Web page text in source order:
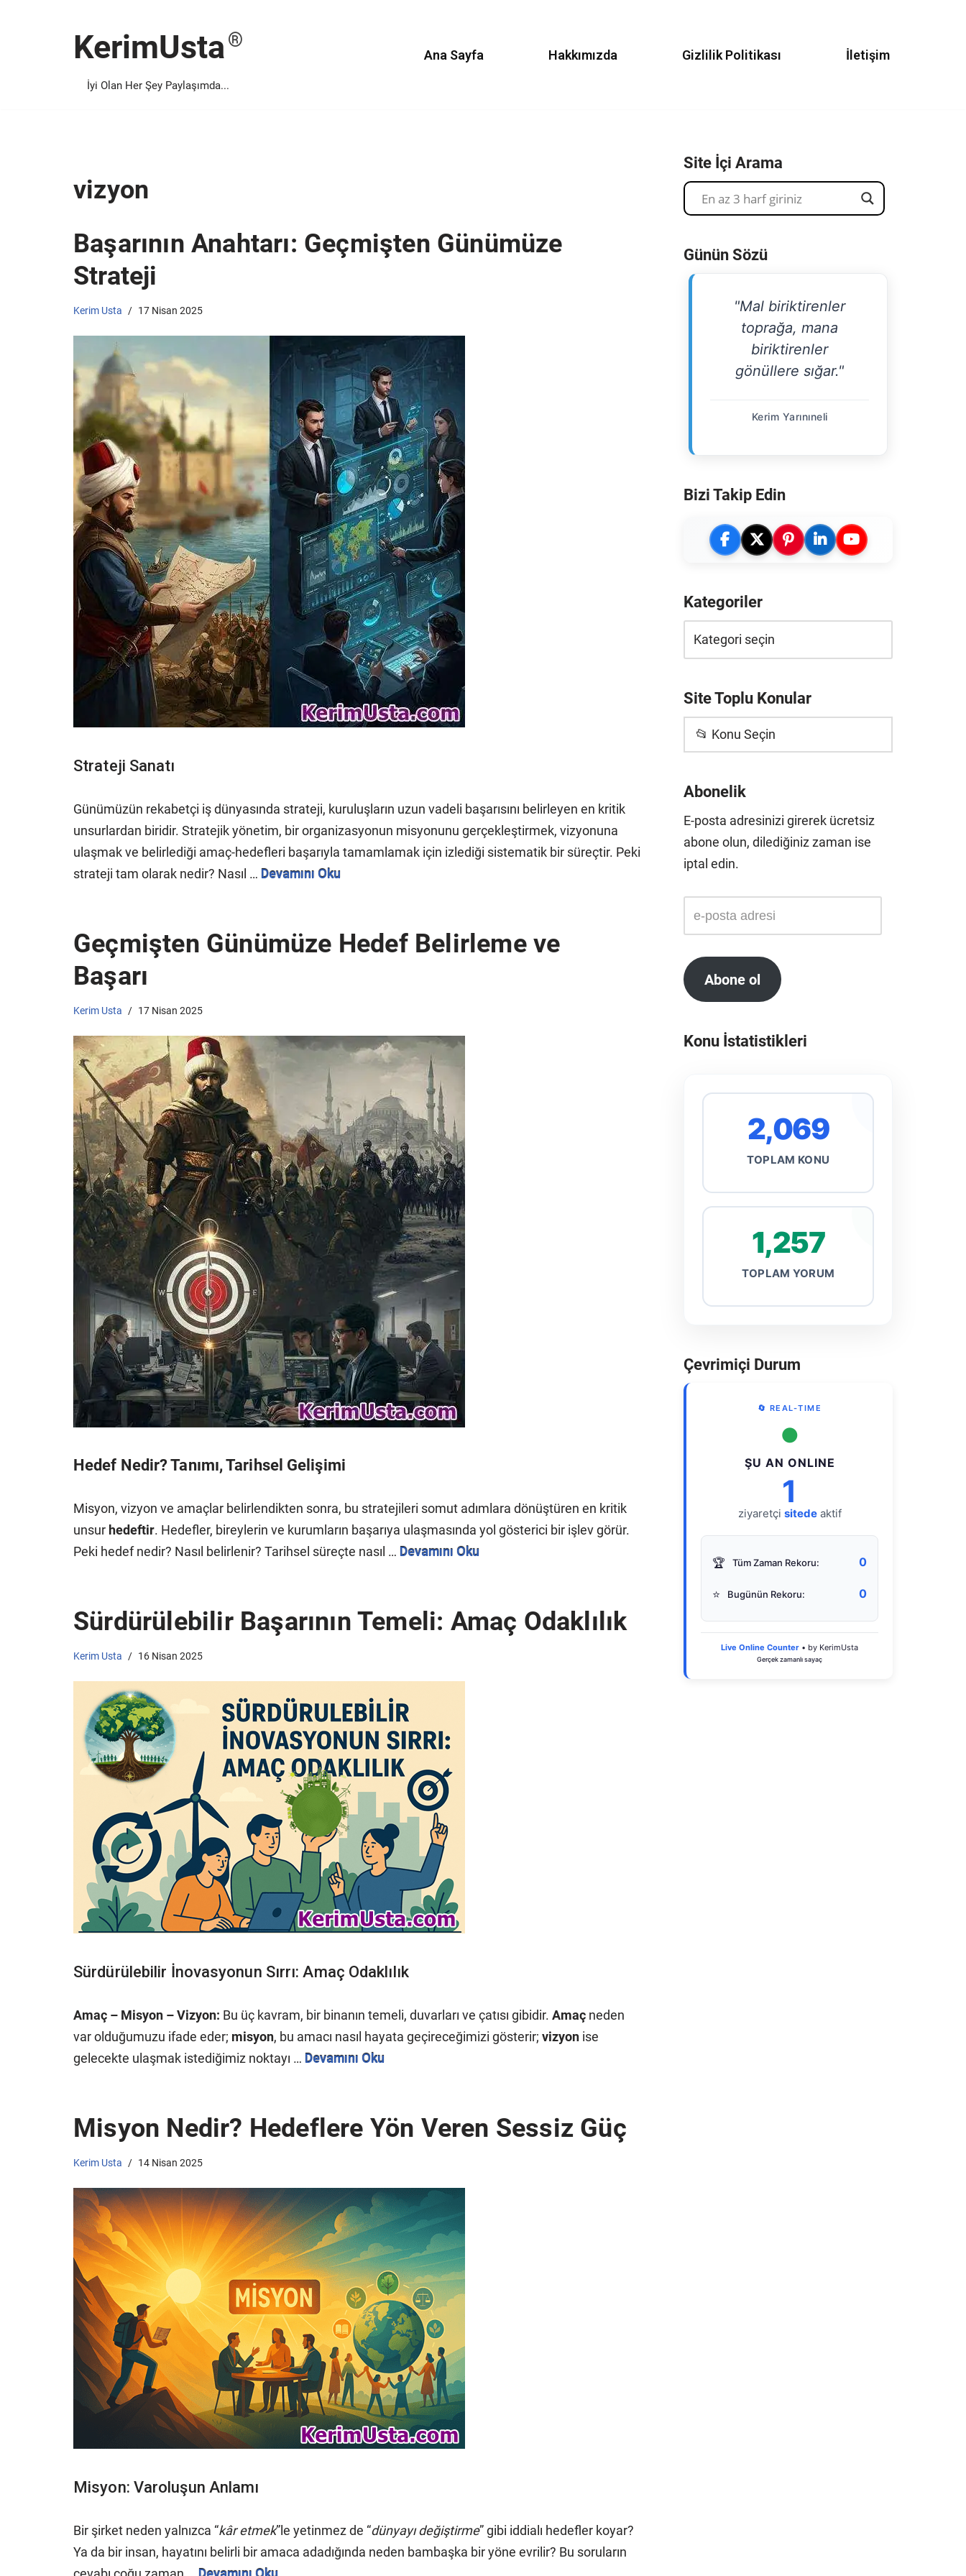
KerimUsta
İyi Olan Her Şey Paylaşımda...
Ana Sayfa Hakkımızda Gizlilik Politikası İletişim
vizyon
Başarının Anahtarı: Geçmişten Günümüze
Strateji
Kerim Usta 17 Nisan 2025
Strateji Sanatı
Günümüzün rekabetçi iş dünyasında strateji, kuruluşların uzun vadeli başarısını belirleyen en kritik
unsurlardan biridir. Stratejik yönetim, bir organizasyonun misyonunu gerçekleştirmek, vizyonuna
ulaşmak ve belirlediği amaç-hedefleri başarıyla tamamlamak için izlediği sistematik bir süreçtir. Peki
strateji tam olarak nedir? Nasıl … Devamını Oku
Geçmişten Günümüze Hedef Belirleme ve
Başarı
Kerim Usta 17 Nisan 2025
Hedef Nedir? Tanımı, Tarihsel Gelişimi
Misyon, vizyon ve amaçlar belirlendikten sonra, bu stratejileri somut adımlara dönüştüren en kritik
unsur hedeftir. Hedefler, bireylerin ve kurumların başarıya ulaşmasında yol gösterici bir işlev görür.
Peki hedef nedir? Nasıl belirlenir? Tarihsel süreçte nasıl … Devamını Oku
Sürdürülebilir Başarının Temeli: Amaç Odaklılık
Kerim Usta 16 Nisan 2025
Sürdürülebilir İnovasyonun Sırrı: Amaç Odaklılık
Amaç – Misyon – Vizyon: Bu üç kavram, bir binanın temeli, duvarları ve çatısı gibidir. Amaç neden
var olduğumuzu ifade eder; misyon, bu amacı nasıl hayata geçireceğimizi gösterir; vizyon ise
gelecekte ulaşmak istediğimiz noktayı … Devamını Oku
Misyon Nedir? Hedeflere Yön Veren Sessiz Güç
Kerim Usta 14 Nisan 2025
Misyon: Varoluşun Anlamı
Bir şirket neden yalnızca “kâr etmek”le yetinmez de “dünyayı değiştirme” gibi iddialı hedefler koyar?
Ya da bir insan, hayatını belirli bir amaca adadığında neden bambaşka bir yöne evrilir? Bu soruların
Site İçi Arama
Günün Sözü
"Mal biriktirenler
toprağa, mana
biriktirenler
gönüllere sığar."
Kerim Yarınıneli
Bizi Takip Edin
Kategoriler
Site Toplu Konular
📂 Konu Seçin
Abonelik
E-posta adresinizi girerek ücretsiz
abone olun, dilediğiniz zaman ise
iptal edin.
Abone ol
Konu İstatistikleri
2,069
TOPLAM KONU
1,257
TOPLAM YORUM
Çevrimiçi Durum
🔄 REAL-TIME
●
ŞU AN ONLINE
1
ziyaretçi sitedeaktif
🏆 Tüm Zaman Rekoru: 0
⭐ Bugünün Rekoru: 0
Live Online Counter • by KerimUsta
Gerçek zamanlı sayaç